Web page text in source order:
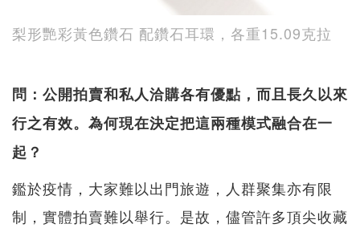
梨形艷彩黃色鑽石 配鑽石耳環，各重15.09克拉
問：公開拍賣和私人洽購各有優點，而且長久以來
行之有效。為何現在決定把這兩種模式融合在一
起？
鑑於疫情，大家難以出門旅遊，人群聚集亦有限
制，實體拍賣難以舉行。是故，儘管許多頂尖收藏